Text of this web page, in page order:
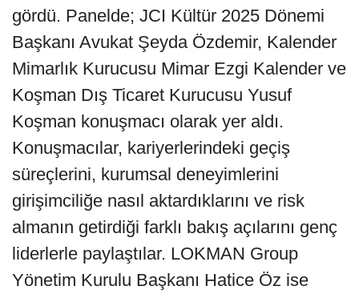
gördü. Panelde; JCI Kültür 2025 Dönemi
Başkanı Avukat Şeyda Özdemir, Kalender
Mimarlık Kurucusu Mimar Ezgi Kalender ve
Koşman Dış Ticaret Kurucusu Yusuf
Koşman konuşmacı olarak yer aldı.
Konuşmacılar, kariyerlerindeki geçiş
süreçlerini, kurumsal deneyimlerini
girişimciliğe nasıl aktardıklarını ve risk
almanın getirdiği farklı bakış açılarını genç
liderlerle paylaştılar. LOKMAN Group
Yönetim Kurulu Başkanı Hatice Öz ise